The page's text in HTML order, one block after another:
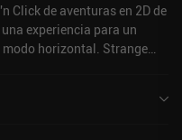
Click de aventuras en 2D de
experiencia para un
horizontal. Strange